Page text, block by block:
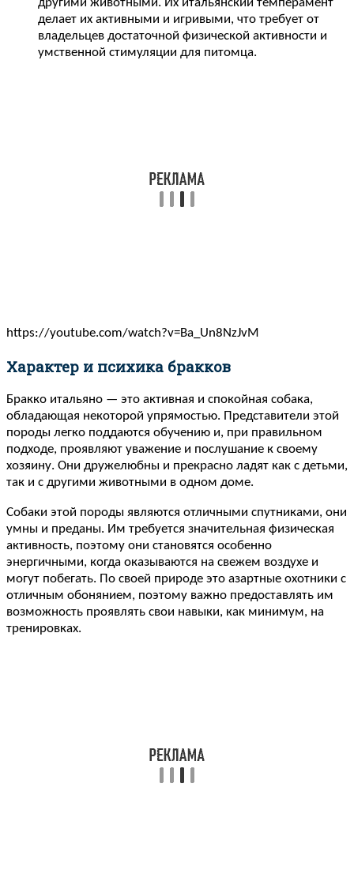
делает их активными и игривыми, что требует от
владельцев достаточной физической активности и
умственной стимуляции для питомца.
https://youtube.com/watch?v=Ba_Un8NzJvM
Характер и психика бракков
Бракко итальяно — это активная и спокойная собака,
обладающая некоторой упрямостью. Представители этой
породы легко поддаются обучению и, при правильном
подходе, проявляют уважение и послушание к своему
хозяину. Они дружелюбны и прекрасно ладят как с детьми,
так и с другими животными в одном доме.
Собаки этой породы являются отличными спутниками, они
умны и преданы. Им требуется значительная физическая
активность, поэтому они становятся особенно
энергичными, когда оказываются на свежем воздухе и
могут побегать. По своей природе это азартные охотники с
отличным обонянием, поэтому важно предоставлять им
возможность проявлять свои навыки, как минимум, на
тренировках.